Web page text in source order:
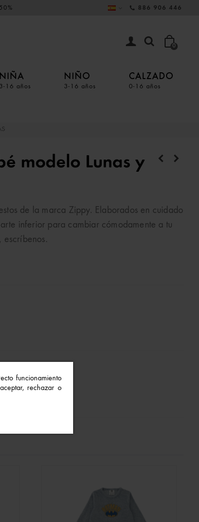
funcionamiento
rechazar o
886 906 446
0
NIÑA
3-16 años
NIÑO
3-16 años
CALZADO
0-16 años
modelo Lunas y
de la marca Zippy. Elaborados en cuidado
inferior para cambiar cómodamente a tu
escríbenos.